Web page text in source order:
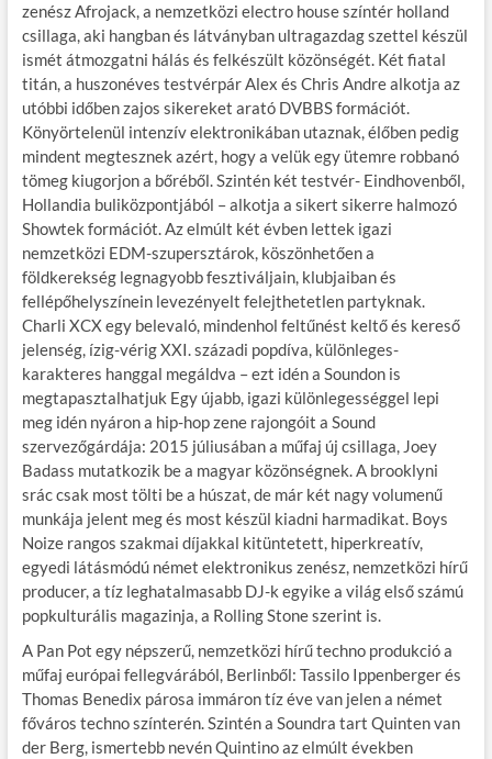
zenész Afrojack, a nemzetközi electro house színtér holland
csillaga, aki hangban és látványban ultragazdag szettel készül
ismét átmozgatni hálás és felkészült közönségét. Két fiatal
titán, a huszonéves testvérpár Alex és Chris Andre alkotja az
utóbbi időben zajos sikereket arató DVBBS formációt.
Könyörtelenül intenzív elektronikában utaznak, élőben pedig
mindent megtesznek azért, hogy a velük egy ütemre robbanó
tömeg kiugorjon a bőréből. Szintén két testvér- Eindhovenből,
Hollandia buliközpontjából – alkotja a sikert sikerre halmozó
Showtek formációt. Az elmúlt két évben lettek igazi
nemzetközi EDM-szupersztárok, köszönhetően a
földkerekség legnagyobb fesztiváljain, klubjaiban és
fellépőhelyszínein levezényelt felejthetetlen partyknak.
Charli XCX egy belevaló, mindenhol feltűnést keltő és kereső
jelenség, ízig-vérig XXI. századi popdíva, különleges-
karakteres hanggal megáldva – ezt idén a Soundon is
megtapasztalhatjuk Egy újabb, igazi különlegességgel lepi
meg idén nyáron a hip-hop zene rajongóit a Sound
szervezőgárdája: 2015 júliusában a műfaj új csillaga, Joey
Badass mutatkozik be a magyar közönségnek. A brooklyni
srác csak most tölti be a húszat, de már két nagy volumenű
munkája jelent meg és most készül kiadni harmadikat. Boys
Noize rangos szakmai díjakkal kitüntetett, hiperkreatív,
egyedi látásmódú német elektronikus zenész, nemzetközi hírű
producer, a tíz leghatalmasabb DJ-k egyike a világ első számú
popkulturális magazinja, a Rolling Stone szerint is.
A Pan Pot egy népszerű, nemzetközi hírű techno produkció a
műfaj európai fellegvárából, Berlinből: Tassilo Ippenberger és
Thomas Benedix párosa immáron tíz éve van jelen a német
főváros techno színterén. Szintén a Soundra tart Quinten van
der Berg, ismertebb nevén Quintino az elmúlt években